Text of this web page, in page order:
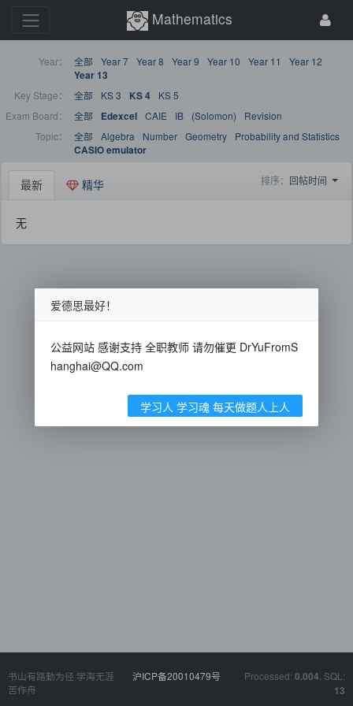
Mathematics
Year： 全部 Year 7 Year 8 Year 9 Year 10 Year 11
Year 12
Year 13
Key Stage：
全部 KS 3 KS 4
KS 5
Exam Board：
全部 Edexcel CAIE IB (Solomon)
Revision
Topic：
全部 Algebra Number Geometry
Probability and Statistics
CASIO emulator
最新 精华 排序： 回帖时间
无
书山有路勤为径 学海无涯
苦作舟
沪ICP备20010479号 Processed: 0.004 , SQL:
13
爱德思最好！
公益网站 感谢支持 全职教师 请勿催更 DrYuFromS
hanghai@QQ.com
学习人 学习魂 每天做题人上人